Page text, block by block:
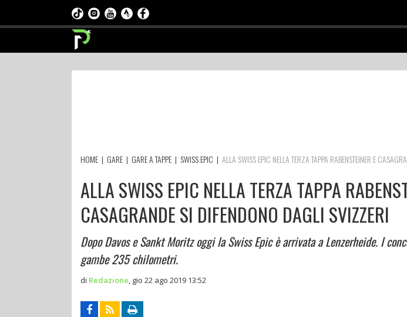
HOME | GARE | GARE A TAPPE | SWISS EPIC | ALLA SWISS EPIC NELLA TERZA TAPPA RABENSTEINER E
ALLA SWISS EPIC NELLA TERZA TAPPA
CASAGRANDE SI DIFENDONO DAGLI SVIZZERI
Dopo Davos e Sankt Moritz oggi la Swiss Epic è arrivata a Lenzerheide. I
gambe 235 chilometri.
di Redazione gio 22 ago 2019 13:52